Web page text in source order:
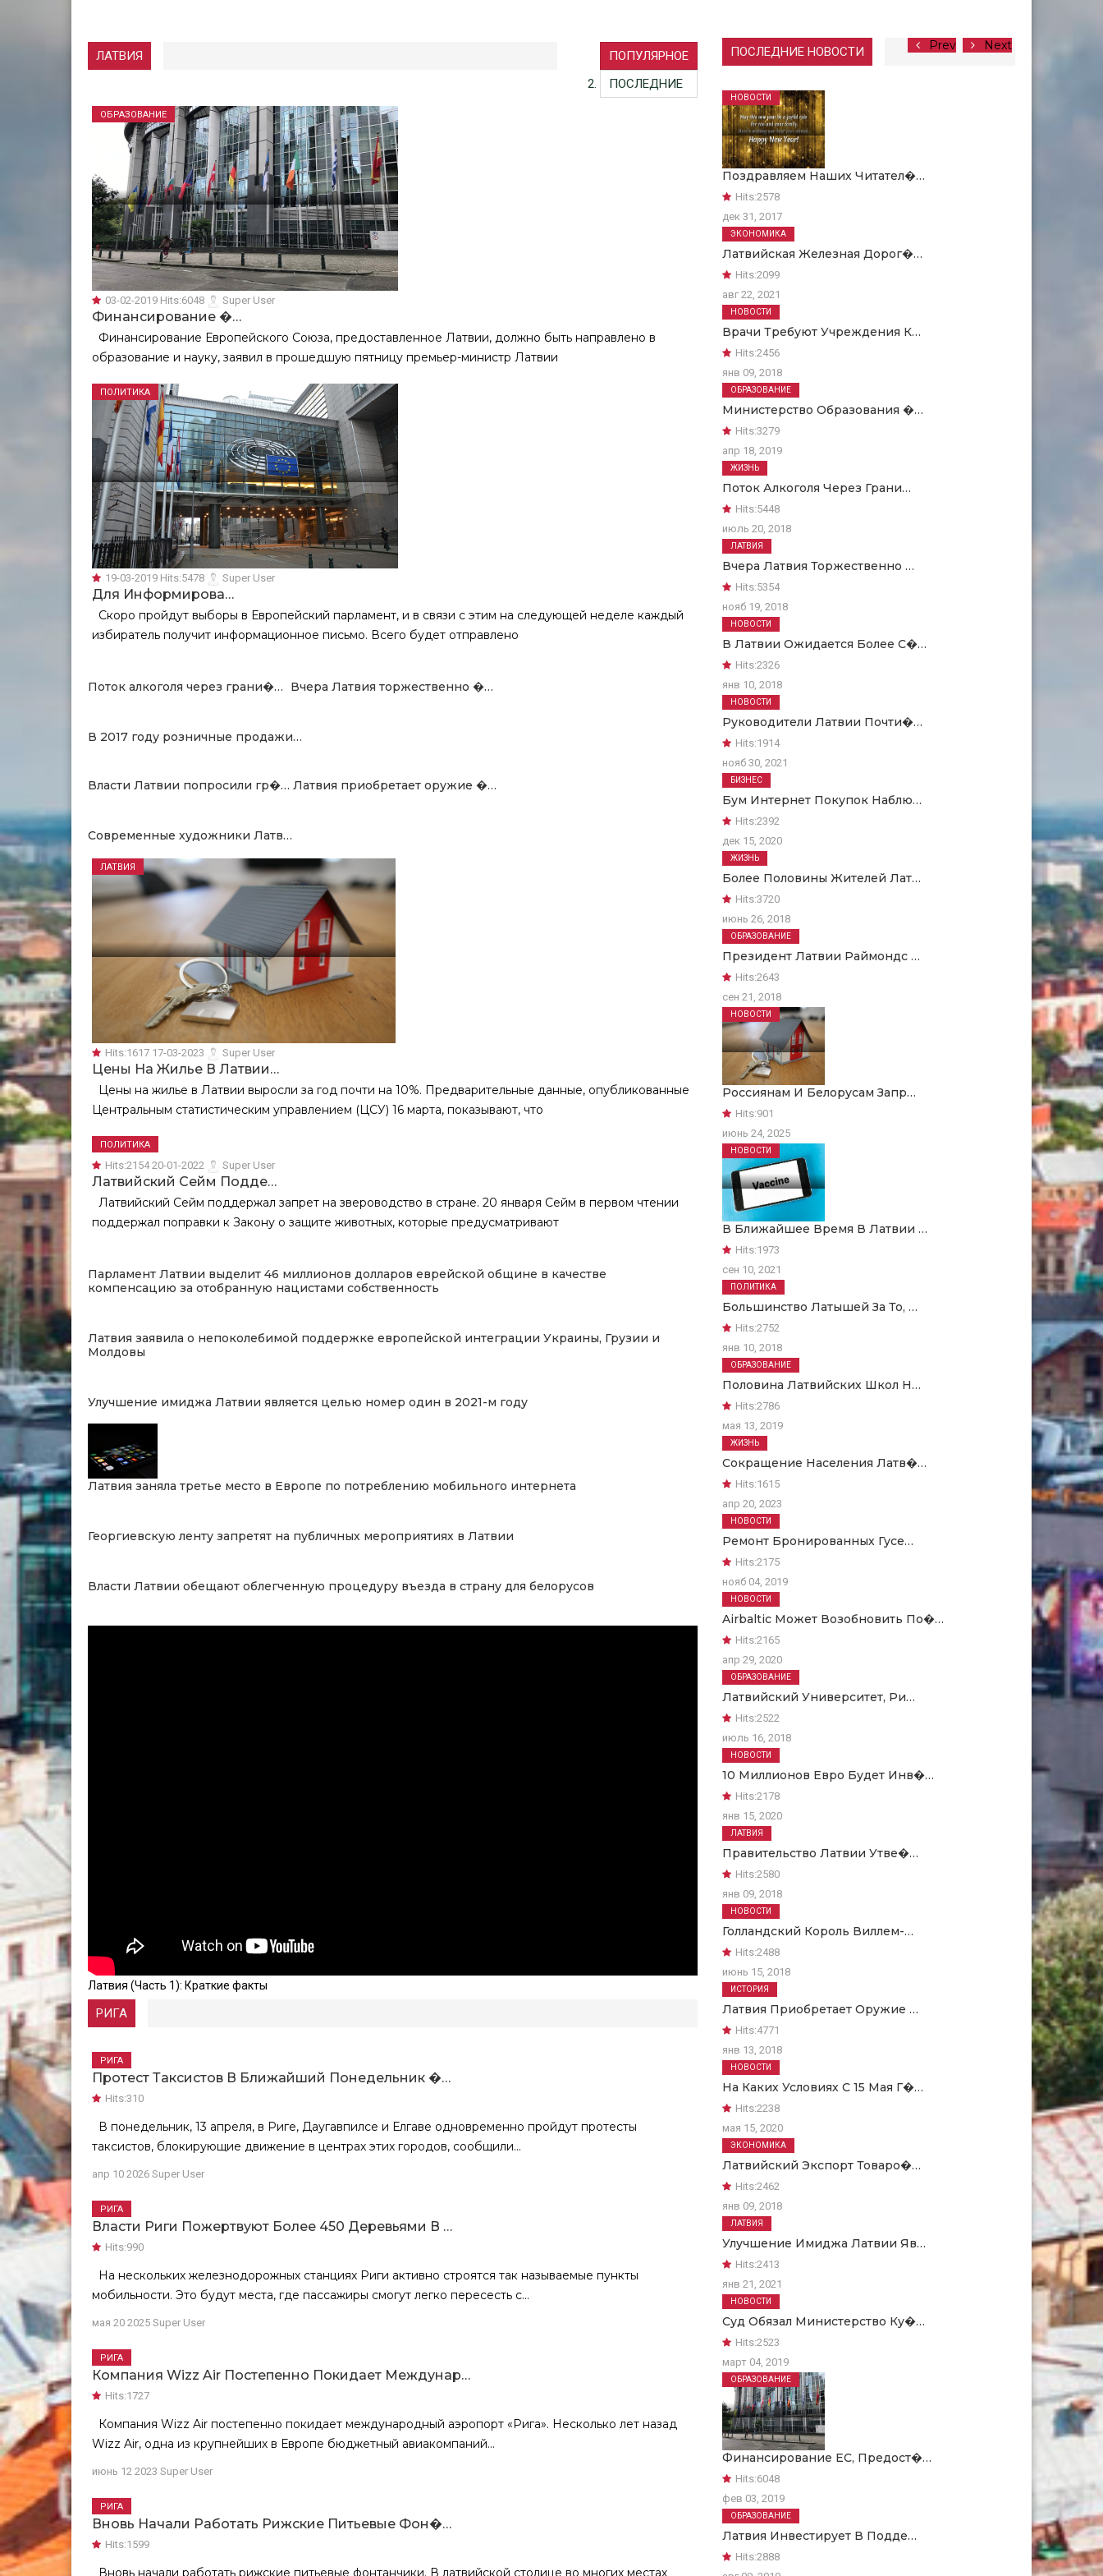
ЛАТВИЯ
ПОПУЛЯРНОЕ
ПОСЛЕДНИЕ
03-02-2019 Hits:6048
ОБРАЗОВАНИЕ
Super User
Финансирование �…
Финансирование Европейского Союза, предоставленное Латвии, должно быть направлено в
образование и науку, заявил в прошедшую пятницу премьер-министр Латвии
19-03-2019 Hits:5478
ПОЛИТИКА
Super User
Для Информирова…
Скоро пройдут выборы в Европейский парламент, и в связи с этим на следующей неделе каждый
избиратель получит информационное письмо. Всего будет отправлено
Поток алкоголя через грани�… Вчера Латвия торжественно �…
В 2017 году розничные продажи…
Власти Латвии попросили гр�… Латвия приобретает оружие �…
Современные художники Латв…
Hits:1617 17-03-2023
ЛАТВИЯ
Super User
Цены На Жилье В Латвии…
Цены на жилье в Латвии выросли за год почти на 10%. Предварительные данные, опубликованные
Центральным статистическим управлением (ЦСУ) 16 марта, показывают, что
Hits:2154 20-01-2022
ПОЛИТИКА
Super User
Латвийский Сейм Подде…
Латвийский Сейм поддержал запрет на звероводство в стране. 20 января Сейм в первом чтении
поддержал поправки к Закону о защите животных, которые предусматривают
Парламент Латвии выделит 46 миллионов долларов еврейской общине в качестве
компенсацию за отобранную нацистами собственность
Латвия заявила о непоколебимой поддержке европейской интеграции Украины, Грузии и
Молдовы
Улучшение имиджа Латвии является целью номер один в 2021-м году
Латвия заняла третье место в Европе по потреблению мобильного интернета
Георгиевскую ленту запретят на публичных мероприятиях в Латвии
Власти Латвии обещают облегченную процедуру въезда в страну для белорусов
Латвия (Часть 1): Краткие факты
РИГА
Протест Таксистов В Ближайший Понедельник �…
Hits:310
В понедельник, 13 апреля, в Риге, Даугавпилсе и Елгаве одновременно пройдут протесты
таксистов, блокирующие движение в центрах этих городов, сообщили...
апр 10 2026
РИГА
Super User
Власти Риги Пожертвуют Более 450 Деревьями В …
Hits:990
На нескольких железнодорожных станциях Риги активно строятся так называемые пункты
мобильности. Это будут места, где пассажиры смогут легко пересесть с...
мая 20 2025
РИГА
Super User
Компания Wizz Air Постепенно Покидает Междунар…
Hits:1727
Компания Wizz Air постепенно покидает международный аэропорт «Рига». Несколько лет назад
Wizz Air, одна из крупнейших в Европе бюджетный авиакомпаний...
июнь 12 2023
РИГА
Super User
Вновь Начали Работать Рижские Питьевые Фон�…
Hits:1599
Вновь начали работать рижские питьевые фонтанчики. В латвийской столице во многих местах
РИГА
ПОСЛЕДНИЕ НОВОСТИ Prev Next
Поздравляем Наших Читател�…
Hits:2578
дек 31, 2017
НОВОСТИ
Латвийская Железная Дорог�…
Hits:2099
авг 22, 2021
ЭКОНОМИКА
Врачи Требуют Учреждения К…
Hits:2456
янв 09, 2018
НОВОСТИ
Министерство Образования �…
Hits:3279
апр 18, 2019
ОБРАЗОВАНИЕ
Поток Алкоголя Через Грани…
Hits:5448
июль 20, 2018
ЖИЗНЬ
Вчера Латвия Торжественно …
Hits:5354
нояб 19, 2018
ЛАТВИЯ
В Латвии Ожидается Более С�…
Hits:2326
янв 10, 2018
НОВОСТИ
Руководители Латвии Почти�…
Hits:1914
нояб 30, 2021
НОВОСТИ
Бум Интернет Покупок Наблю…
Hits:2392
дек 15, 2020
БИЗНЕС
Более Половины Жителей Лат…
Hits:3720
июнь 26, 2018
ЖИЗНЬ
Президент Латвии Раймондс …
Hits:2643
сен 21, 2018
ОБРАЗОВАНИЕ
Россиянам И Белорусам Запр…
Hits:901
июнь 24, 2025
НОВОСТИ
В Ближайшее Время В Латвии …
Hits:1973
сен 10, 2021
НОВОСТИ
Большинство Латышей За То, …
Hits:2752
янв 10, 2018
ПОЛИТИКА
Половина Латвийских Школ Н…
Hits:2786
мая 13, 2019
ОБРАЗОВАНИЕ
Сокращение Населения Латв�…
Hits:1615
апр 20, 2023
ЖИЗНЬ
Ремонт Бронированных Гусе…
Hits:2175
нояб 04, 2019
НОВОСТИ
Airbaltic Может Возобновить По�…
Hits:2165
апр 29, 2020
НОВОСТИ
Латвийский Университет, Ри…
Hits:2522
июль 16, 2018
ОБРАЗОВАНИЕ
10 Миллионов Евро Будет Инв�…
Hits:2178
янв 15, 2020
НОВОСТИ
Правительство Латвии Утве�…
Hits:2580
янв 09, 2018
ЛАТВИЯ
Голландский Король Виллем-…
Hits:2488
июнь 15, 2018
НОВОСТИ
Латвия Приобретает Оружие …
Hits:4771
янв 13, 2018
ИСТОРИЯ
На Каких Условиях С 15 Мая Г�…
Hits:2238
мая 15, 2020
НОВОСТИ
Латвийский Экспорт Товаро�…
Hits:2462
янв 09, 2018
ЭКОНОМИКА
Улучшение Имиджа Латвии Яв…
Hits:2413
янв 21, 2021
ЛАТВИЯ
Cуд Обязал Министерство Ку�…
Hits:2523
март 04, 2019
НОВОСТИ
Финансирование ЕC, Предост�…
Hits:6048
фев 03, 2019
ОБРАЗОВАНИЕ
Латвия Инвестирует В Подде…
Hits:2888
ОБРАЗОВАНИЕ